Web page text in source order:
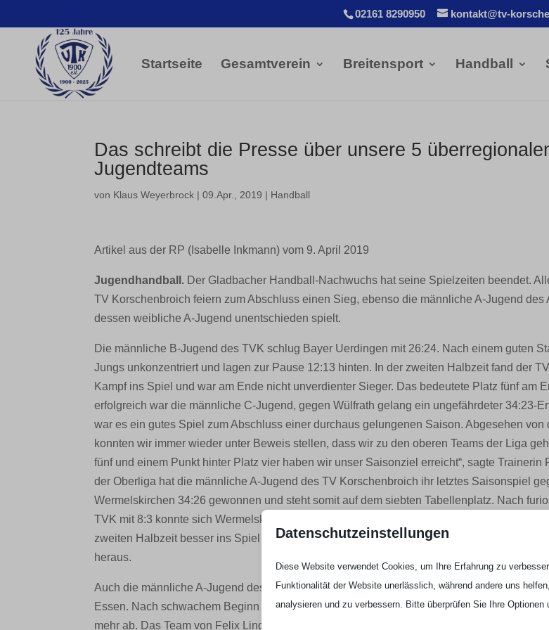
02161 8290950 kontakt@tv-
Startseite Gesamtverein Breitensport Handball
Das schreibt die Presse über unsere 5
Jugendteams
von Klaus Weyerbrock |09.Apr., 2019 | Handball
Artikel aus der RP (Isabelle Inkmann) vom 9. April 2019
Jugendhandball. Der Gladbacher Handball-Nachwuchs hat seine Spielzeiten beendet.
TV Korschenbroich feiern zum Abschluss einen Sieg, ebenso die männliche A-Jugend des
dessen weibliche A-Jugend unentschieden spielt.
Die männliche B-Jugend des TVK schlug Bayer Uerdingen mit 26:24. Nach einem guten
Jungs unkonzentriert und lagen zur Pause 12:13 hinten. In der zweiten Halbzeit fand der
Kampf ins Spiel und war am Ende nicht unverdienter Sieger. Das bedeutete Platz fünf am
erfolgreich war die männliche C-Jugend, gegen Wülfrath gelang ein ungefährdeter 34:23-
war es ein gutes Spiel zum Abschluss einer durchaus gelungenen Saison. Abgesehen von
konnten wir immer wieder unter Beweis stellen, dass wir zu den oberen Teams der Liga
fünf und einem Punkt hinter Platz vier haben wir unser Saisonziel erreicht“, sagte Trainerin
der Oberliga hat die männliche A-Jugend des TV Korschenbroich ihr letztes Saisonspiel
Wermelskirchen 34:26 gewonnen und steht somit auf dem siebten Tabellenplatz. Nach
TVK mit 8:3 konnte sich Wermelskirchen bis zur Halbzeit auf 14:11 heranspielen. Der TVK
zweiten Halbzeit besser ins Spiel und spielte sich bis zur 50. Minute einen deutlichen
heraus.
Auch die männliche A-Jugend des ATV Biesel beendete die Saison erfolgreich mit einem
Essen. Nach schwachem Beginn ging der ATV in Führung und gab diese bis zum Ende
mehr ab. Das Team von Felix Linden läuft so als Vierter ein.
Datenschutzeinstellungen
Diese Website verwendet Cookies, um Ihre Erfahrung zu
Funktionalität der Website unerlässlich, während andere uns
analysieren und zu verbessern. Bitte überprüfen Sie Ihre Optionen